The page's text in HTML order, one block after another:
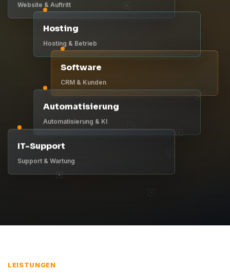
Website & Auftritt
Hosting
Hosting & Betrieb
Software
CRM & Kunden
Automatisierung
Automatisierung & KI
IT-Support
Support & Wartung
LEISTUNGEN